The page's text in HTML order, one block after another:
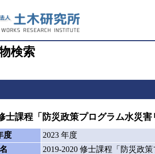
検索
士課程「防災政策プログラム水災
度
2023 年度
2019-2020 修士課程「防災政